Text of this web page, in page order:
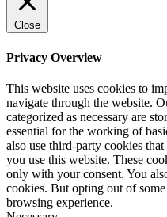
Close
Privacy Overview
This website uses cookies to
navigate through the website.
categorized as necessary are
essential for the working of
also use third-party cookies
you use this website. These
only with your consent. You
cookies. But opting out of
browsing experience.